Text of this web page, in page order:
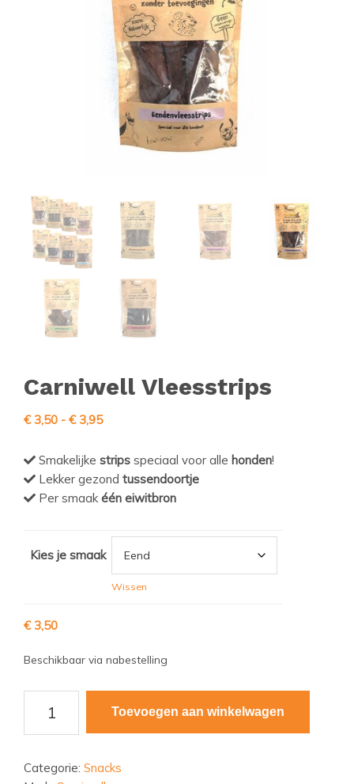
Carniwell Vleesstrips
€3,50 - €3,95Prijsklasse:
tot
€ 3,95
Smakelijke strips speciaal voor alle honden!
Lekker gezond tussendoortje
Per smaak één eiwitbron
Kies je smaak
Wissen
€3,50
Beschikbaar via nabestelling
Vleesstrips
aantal
Toevoegen aan winkelwagen
Categorie: Snacks